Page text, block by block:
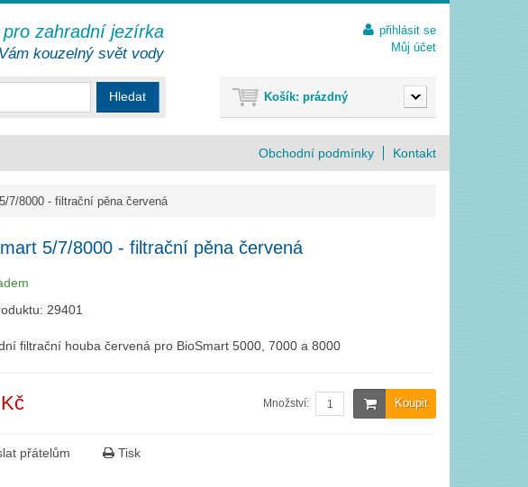
7/8000 - filtrační pěna červená
5/7/8000 - filtrační pěna červená
29401
filtrační houba červená pro BioSmart 5000, 7000 a 8000
Koupit
Množství:
přátelům Tisk
Obchodní podmínky Kontakt
Hledat
přihlásit se
Můj účet
Košík: prázdný
zahradní jezírka
kouzelný svět vody